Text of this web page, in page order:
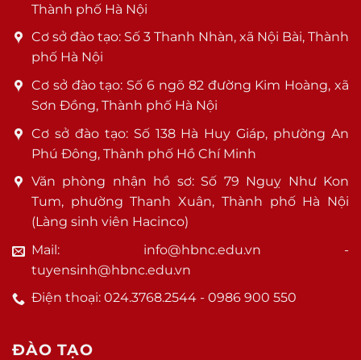
Thành phố Hà Nội
Cơ sở đào tạo: Số 3 Thanh Nhàn, xã Nội Bài, Thành
phố Hà Nội
Cơ sở đào tạo: Số 6 ngõ 82 đường Kim Hoàng, xã
Sơn Đồng, Thành phố Hà Nội
Cơ sở đào tạo: Số 138 Hà Huy Giáp, phường An
Phú Đông, Thành phố Hồ Chí Minh
Văn phòng nhận hồ sơ: Số 79 Nguỵ Như Kon
Tum, phường Thanh Xuân, Thành phố Hà Nội
(Làng sinh viên Hacinco)
Mail: info@hbnc.edu.vn -
tuyensinh@hbnc.edu.vn
Điện thoại: 024.3768.2544 - 0986 900 550
ĐÀO TẠO